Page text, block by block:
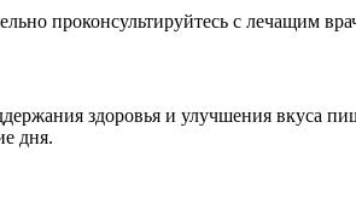
проконсультируйтесь с лечащим
здоровья и улучшения вкуса
дня.